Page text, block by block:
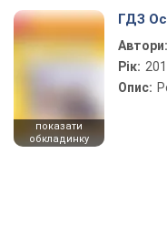
показати
обкладинку
ГДЗ
Автори:
Рік:
Опис: